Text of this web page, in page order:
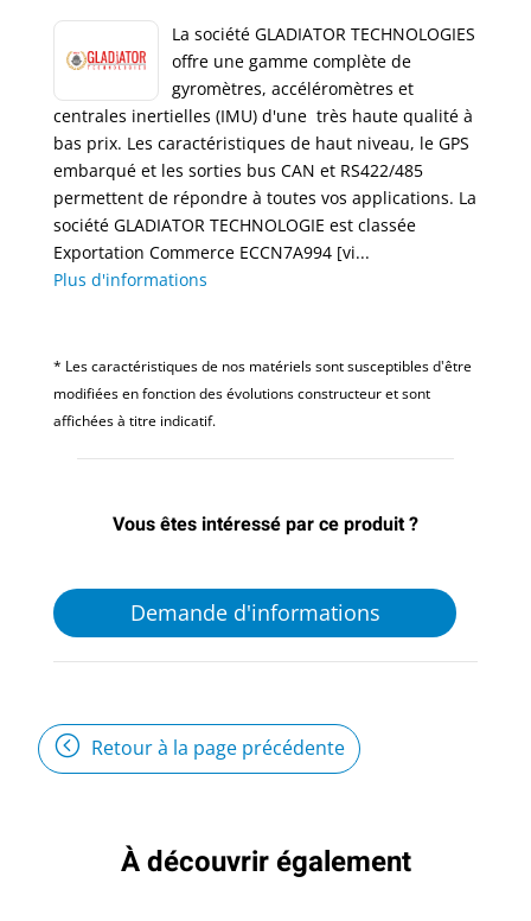
La société GLADIATOR TECHNOLOGIES
offre une gamme complète de
gyromètres, accéléromètres et
centrales inertielles (IMU) d'une très haute qualité à
bas prix. Les caractéristiques de haut niveau, le GPS
embarqué et les sorties bus CAN et RS422/485
permettent de répondre à toutes vos applications. La
société GLADIATOR TECHNOLOGIE est classée
Exportation Commerce ECCN7A994 [vi...
Plus d'informations
* Les caractéristiques de nos matériels sont susceptibles d'être
modifiées en fonction des évolutions constructeur et sont
affichées à titre indicatif.
Vous êtes intéressé par ce produit ?
Demande d'informations
Retour à la page précédente
À découvrir également